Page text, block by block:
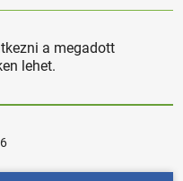
a megadott
lehet.